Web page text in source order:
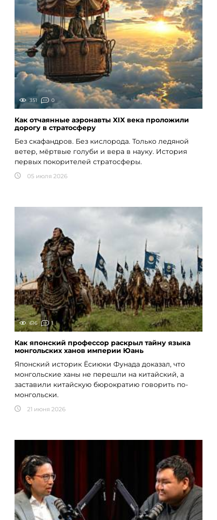
351 0
Как отчаянные аэронавты XIX века проложили
дорогу в стратосферу
Без скафандров. Без кислорода. Только ледяной
ветер, мёртвые голуби и вера в науку. История
первых покорителей стратосферы.
05 июля 2026
616 1
Как японский профессор раскрыл тайну языка
монгольских ханов империи Юань
Японский историк Ёсиюки Фунада доказал, что
монгольские ханы не перешли на китайский, а
заставили китайскую бюрократию говорить по-
монгольски.
21 июня 2026